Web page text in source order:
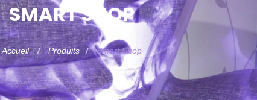
SMART SHOP
Accueil Produits Smart Shop